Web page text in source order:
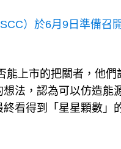
）於6月9日準備召
能上市的把關者，他
法，認為可以仿造能
看得到「星星顆數」